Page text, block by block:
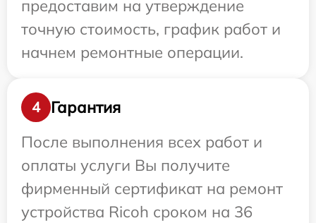
предоставим на утверждение
точную стоимость, график работ и
начнем ремонтные операции.
4
Гарантия
После выполнения всех работ и
оплаты услуги Вы получите
фирменный сертификат на ремонт
устройства Ricoh сроком на 36